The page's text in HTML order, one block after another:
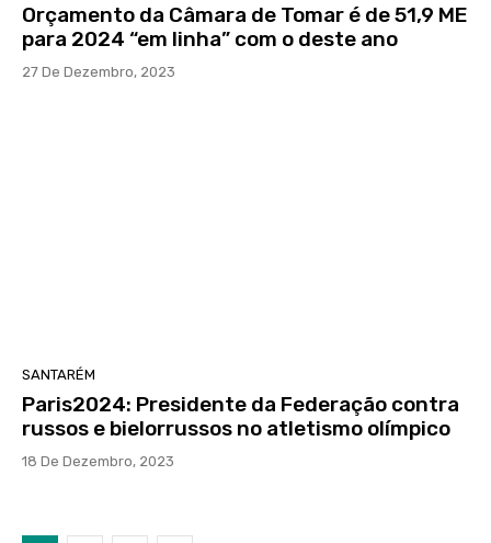
Orçamento da Câmara de Tomar é de 51,9 ME
para 2024 “em linha” com o deste ano
27 De Dezembro, 2023
SANTARÉM
Paris2024: Presidente da Federação contra
russos e bielorrussos no atletismo olímpico
18 De Dezembro, 2023